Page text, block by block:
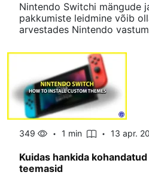
Nintendo Switchi mängude
pakkumiste leidmine võib
arvestades Nintendo
349 1 min 13 apr.
Kuidas hankida
teemasid